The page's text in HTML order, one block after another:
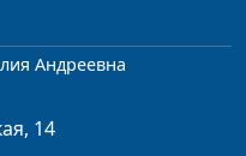
Андреевна
14